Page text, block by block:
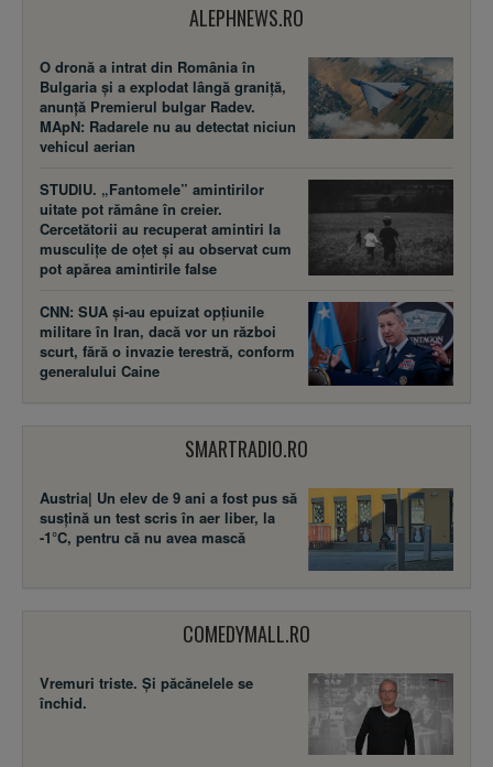
ALEPHNEWS.RO
O dronă a intrat din România în
Bulgaria și a explodat lângă graniță,
anunță Premierul bulgar Radev.
MApN: Radarele nu au detectat niciun
vehicul aerian
STUDIU. „Fantomele” amintirilor
uitate pot rămâne în creier.
Cercetătorii au recuperat amintiri la
musculițe de oțet și au observat cum
pot apărea amintirile false
CNN: SUA şi-au epuizat opțiunile
militare în Iran, dacă vor un război
scurt, fără o invazie terestră, conform
generalului Caine
SMARTRADIO.RO
Austria| Un elev de 9 ani a fost pus să
susţină un test scris în aer liber, la
-1°C, pentru că nu avea mască
COMEDYMALL.RO
Vremuri triste. Şi păcănelele se
închid.